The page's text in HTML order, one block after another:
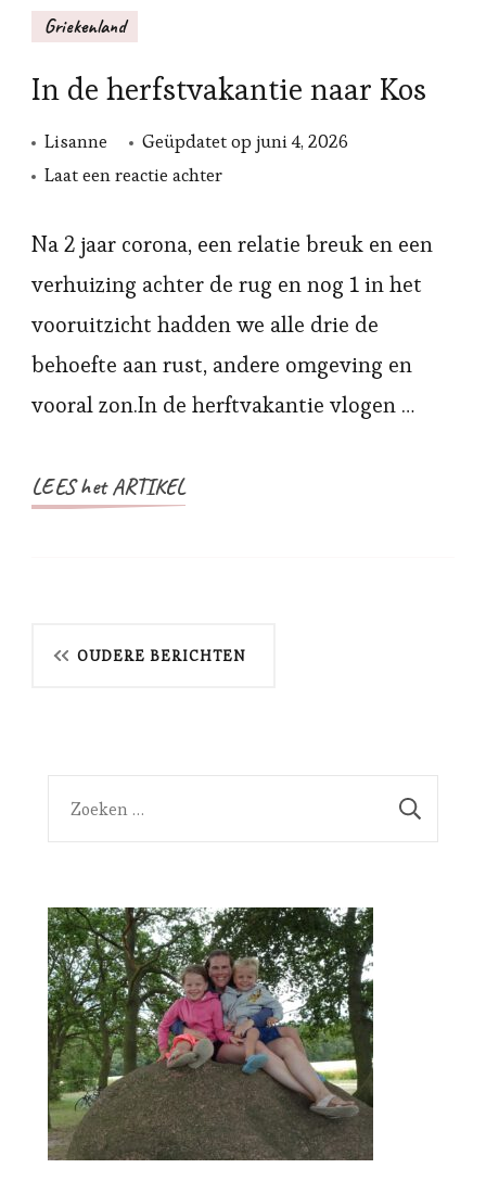
Griekenland
In de herfstvakantie naar Kos
Lisanne Geüpdatet op juni 4, 2026
Laat een reactie achterop
de
Na 2 jaar corona, een relatie breuk en een
verhuizing achter de rug en nog 1 in het
vooruitzicht hadden we alle drie de
behoefte aan rust, andere omgeving en
vooral zon.In de herftvakantie vlogen …
LEES het ARTIKEL
Berichtennavigatie
OUDERE BERICHTEN